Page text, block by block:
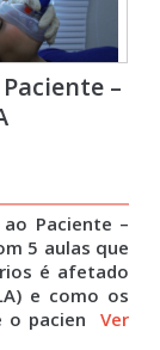
–
Paciente –
5 aulas que
é afetado
e como os
o pacien
Ver